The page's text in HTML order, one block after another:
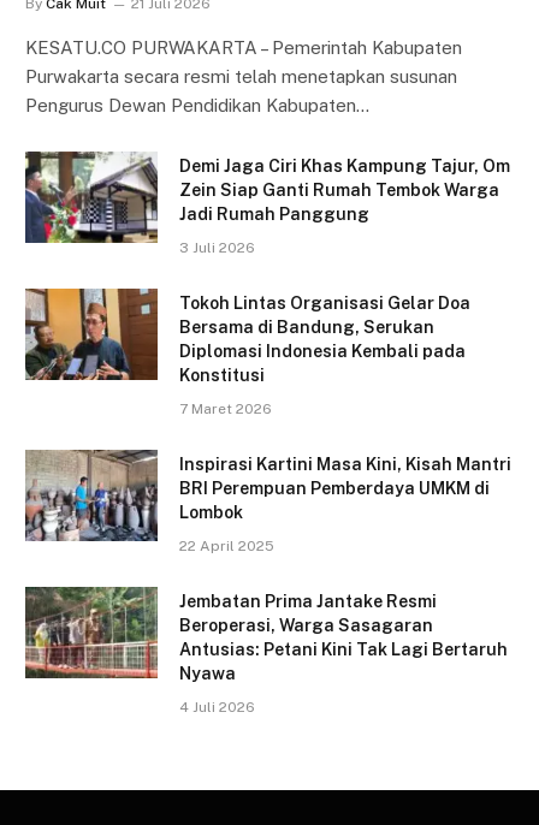
By Cak Muit 21 Juli 2026
KESATU.CO PURWAKARTA – Pemerintah Kabupaten
Purwakarta secara resmi telah menetapkan susunan
Pengurus Dewan Pendidikan Kabupaten…
Demi Jaga Ciri Khas Kampung Tajur, Om
Zein Siap Ganti Rumah Tembok Warga
Jadi Rumah Panggung
3 Juli 2026
Tokoh Lintas Organisasi Gelar Doa
Bersama di Bandung, Serukan
Diplomasi Indonesia Kembali pada
Konstitusi
7 Maret 2026
Inspirasi Kartini Masa Kini, Kisah Mantri
BRI Perempuan Pemberdaya UMKM di
Lombok
22 April 2025
Jembatan Prima Jantake Resmi
Beroperasi, Warga Sasagaran
Antusias: Petani Kini Tak Lagi Bertaruh
Nyawa
4 Juli 2026